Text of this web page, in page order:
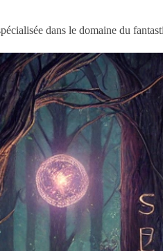
dans le domaine du